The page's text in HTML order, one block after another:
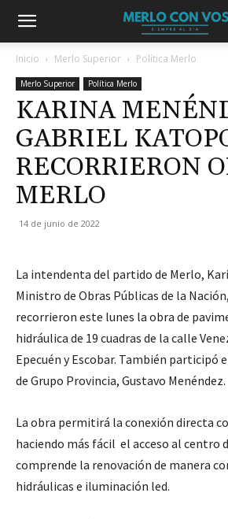
Inicio Merlo Superior Política Merlo
Merlo Superior Política Merlo
KARINA
GABRIEL
RECORRIERON
MERLO
14 de junio de 2022
La intendenta del partido de Merlo,
Ministro de Obras Públicas de la
recorrieron este lunes la obra de
hidráulica de 19 cuadras de la calle
Epecuén y Escobar. También participó
de Grupo Provincia, Gustavo Menéndez.
La obra permitirá la conexión directa
haciendo más fácil el acceso al centro
comprende la renovación de manera
hidráulicas e iluminación led.